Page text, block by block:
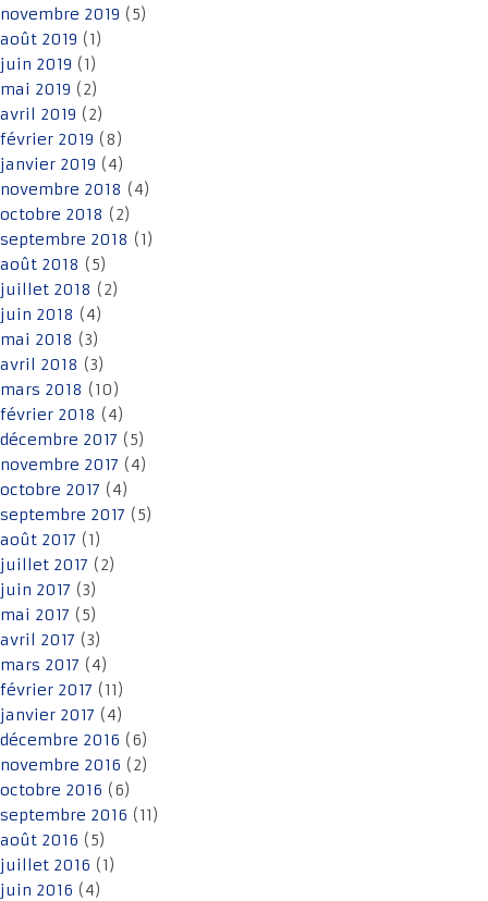
novembre 2019 (5)
août 2019 (1)
juin 2019 (1)
mai 2019 (2)
avril 2019 (2)
février 2019 (8)
janvier 2019 (4)
novembre 2018 (4)
octobre 2018 (2)
septembre 2018 (1)
août 2018 (5)
juillet 2018 (2)
juin 2018 (4)
mai 2018 (3)
avril 2018 (3)
mars 2018 (10)
février 2018 (4)
décembre 2017 (5)
novembre 2017 (4)
octobre 2017 (4)
septembre 2017 (5)
août 2017 (1)
juillet 2017 (2)
juin 2017 (3)
mai 2017 (5)
avril 2017 (3)
mars 2017 (4)
février 2017 (11)
janvier 2017 (4)
décembre 2016 (6)
novembre 2016 (2)
octobre 2016 (6)
septembre 2016 (11)
août 2016 (5)
juillet 2016 (1)
juin 2016 (4)